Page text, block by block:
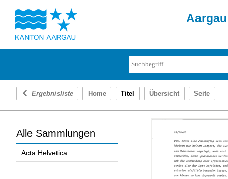
Ergebnisliste Home Titel Übersicht Seite
Alle Sammlungen
Acta Helvetica